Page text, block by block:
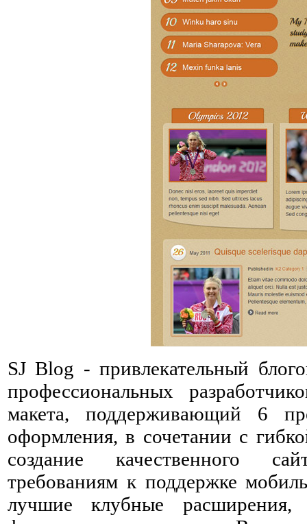
SJ Blog - привлекательный
профессиональных
макета, поддерживающий 6
оформления, в сочетании с
создание качественного
требованиям к поддержке
лучшие клубные расширения,